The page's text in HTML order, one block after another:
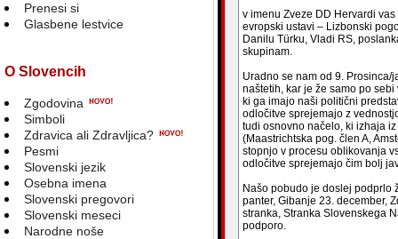
Prenesi si
Glasbene lestvice
O Slovencih
Zgodovina
Simboli
Zdravica ali Zdravljica?
Pesmi
Slovenski jezik
Osebna imena
Slovenski pregovori
Slovenski meseci
Narodne noše
v imenu Zveze DD Hervardi
evropski ustavi – Lizbonski
Danilu Türku, Vladi RS,
skupinam.
Uradno se nam od 9.
naštetih, kar je že samo po
ki ga imajo naši politični
odločitve sprejemajo z
tudi osnovno načelo, ki izhaja
(Maastrichtska pog. člen A,
stopnjo v procesu oblikovanja
odločitve sprejemajo čim bolj
Našo pobudo je doslej podprlo
panter, Gibanje 23. december,
stranka, Stranka Slovenskega
podporo.